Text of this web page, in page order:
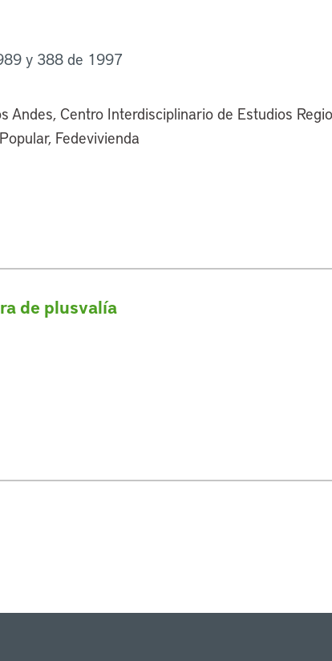
y 388 de 1997
Andes, Centro Interdisciplinario de Estudios
Fedevivienda
de plusvalía